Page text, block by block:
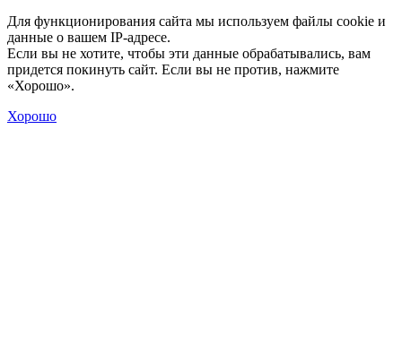
Для функционирования сайта мы используем файлы cookie и
данные о вашем IP-адресе.
Если вы не хотите, чтобы эти данные обрабатывались, вам
придется покинуть сайт. Если вы не против, нажмите
«Хорошо».
Хорошо